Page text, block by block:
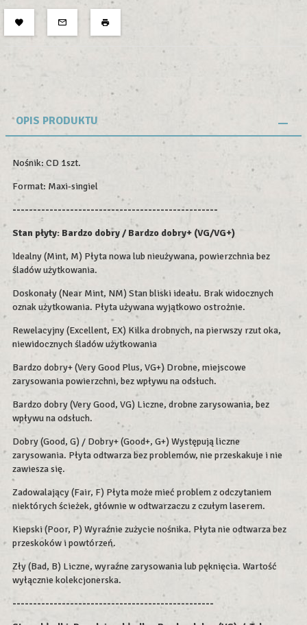
OPIS PRODUKTU
Nośnik: CD 1szt.
Format: Maxi-singiel
--------------------------------------------------
Stan płyty: Bardzo dobry / Bardzo dobry+ (VG/VG+)
Idealny (Mint, M) Płyta nowa lub nieużywana, powierzchnia bez
śladów użytkowania.
Doskonały (Near Mint, NM) Stan bliski ideału. Brak widocznych
oznak użytkowania. Płyta używana wyjątkowo ostrożnie.
Rewelacyjny (Excellent, EX) Kilka drobnych, na pierwszy rzut oka,
niewidocznych śladów użytkowania
Bardzo dobry+ (Very Good Plus, VG+) Drobne, miejscowe
zarysowania powierzchni, bez wpływu na odsłuch.
Bardzo dobry (Very Good, VG) Liczne, drobne zarysowania, bez
wpływu na odsłuch.
Dobry (Good, G) / Dobry+ (Good+, G+) Występują liczne
zarysowania. Płyta odtwarza bez problemów, nie przeskakuje i nie
zawiesza się.
Zadowalający (Fair, F) Płyta może mieć problem z odczytaniem
niektórych ścieżek, głównie w odtwarzaczu z czułym laserem.
Kiepski (Poor, P) Wyraźnie zużycie nośnika. Płyta nie odtwarza bez
przeskoków i powtórzeń.
Zły (Bad, B) Liczne, wyraźne zarysowania lub pęknięcia. Wartość
wyłącznie kolekcjonerska.
-------------------------------------------------